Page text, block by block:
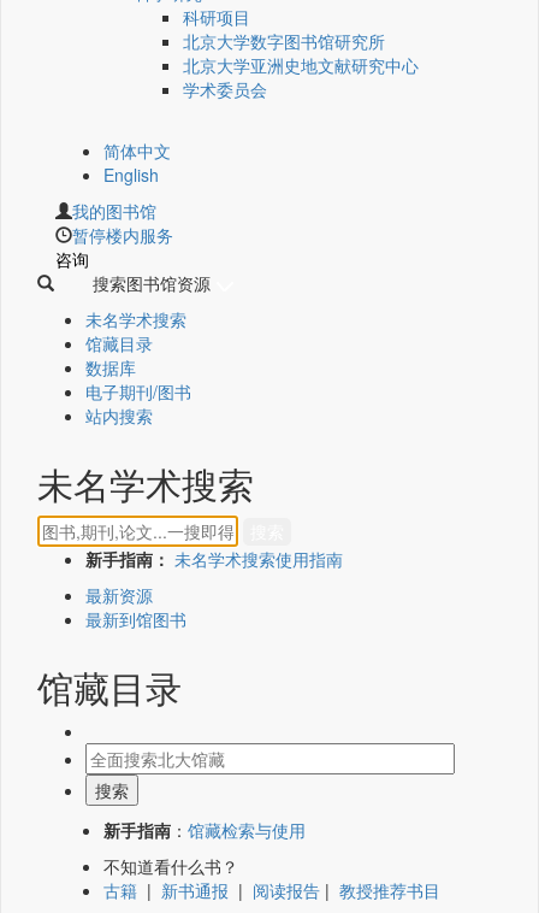
科研项目
北京大学数字图书馆研究所
北京大学亚洲史地文献研究中心
学术委员会
简体中文
English
我的图书馆
暂停楼内服务
咨询
搜索图书馆资源
未名学术搜索
馆藏目录
数据库
电子期刊/图书
站内搜索
未名学术搜索
新手指南： 未名学术搜索使用指南
最新资源
最新到馆图书
馆藏目录
新手指南 ： 馆藏检索与使用
不知道看什么书？
古籍 | 新书通报 | 阅读报告 | 教授推荐书目